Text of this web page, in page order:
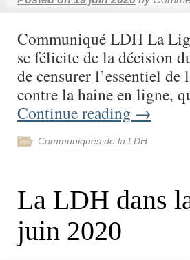
Communiqué LDH La
se félicite de la décision
de censurer l’essentiel
contre la haine en ligne,
Continue reading →
Communiqués de la LDH
La LDH dans
juin 2020